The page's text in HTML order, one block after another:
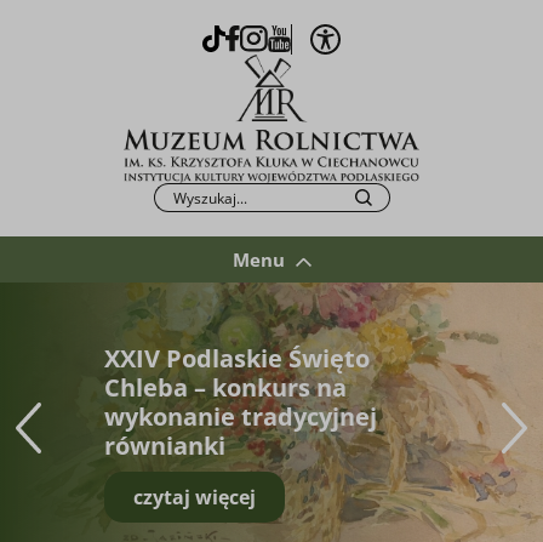
TikTok
Facebook
Instagram
YoutubeOtwórz opcje WCAG
Po kliknięciu przycisku fraza zostanie
Szukaj
Menu
XXIV Podlaskie Święto
Chleba – konkurs na
wykonanie tradycyjnej
równianki
czytaj więcej